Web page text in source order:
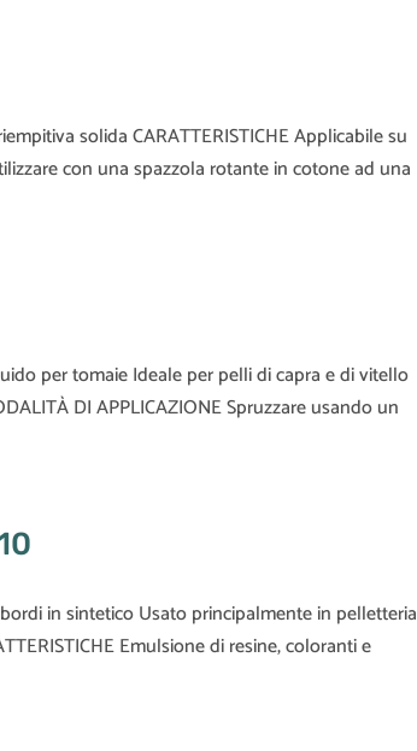
solida CARATTERISTICHE Applicabile su
con una spazzola rotante in cotone ad una
per tomaie Ideale per pelli di capra e di vitello
DI APPLICAZIONE Spruzzare usando un
in sintetico Usato principalmente in pelletteria
Emulsione di resine, coloranti e